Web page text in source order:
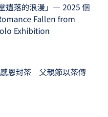
遺落的浪漫」— 2025 個
Fallen from
Exhibition
恩封茶 父親節以茶傳